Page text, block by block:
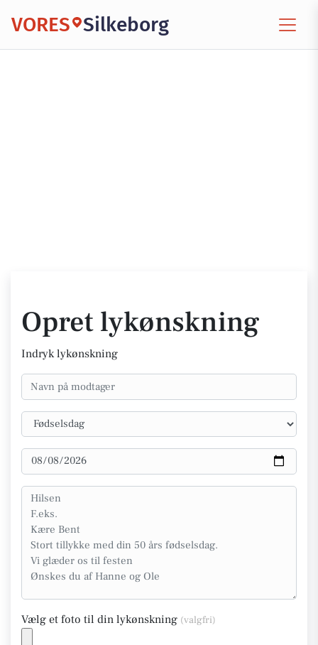
VORES Silkeborg
Opret lykønskning
Indryk lykønskning
Vælg et foto til din lykønskning (valgfri)